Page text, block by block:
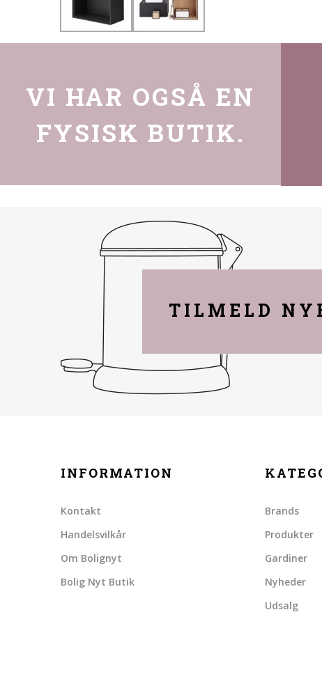
VI HAR OGSÅ EN
FYSISK BUTIK.
TILMELD
INFORMATION
Kontakt
Handelsvilkår
Om Bolignyt
Bolig Nyt Butik
Brands
Produkter
Gardiner
Nyheder
Udsalg